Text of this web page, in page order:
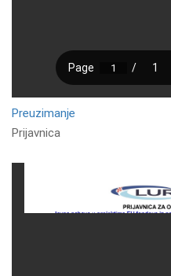
Preuzimanje
Prijavnica